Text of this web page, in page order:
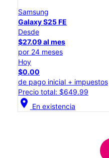
Samsung
Galaxy S25 FE
Desde
$27.09 al mes
por 24 meses
Hoy
$0.00
de pago inicial + impuestos
Precio total: $649.99
location_on En existencia